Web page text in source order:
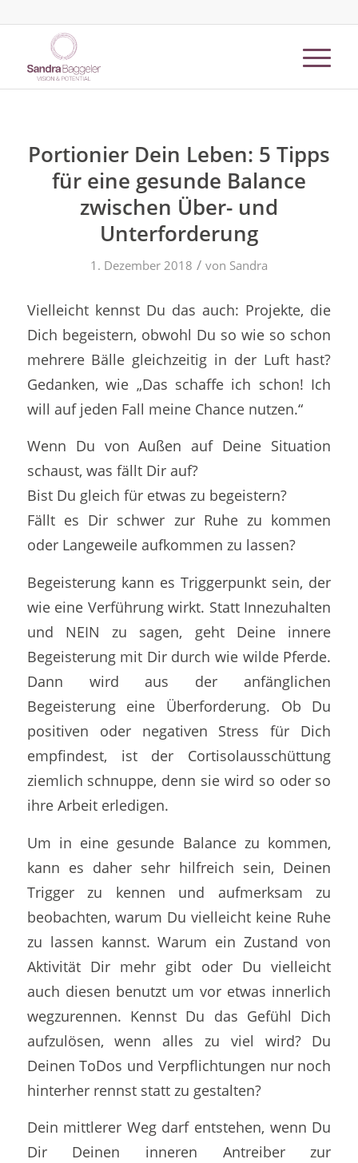
Portionier Dein Leben: 5 Tipps
für eine gesunde Balance
zwischen Über- und
Unterforderung
1. Dezember 2018 / von Sandra
Vielleicht kennst Du das auch: Projekte, die
Dich begeistern, obwohl Du so wie so schon
mehrere Bälle gleichzeitig in der Luft hast?
Gedanken, wie „Das schaffe ich schon! Ich
will auf jeden Fall meine Chance nutzen.“
Wenn Du von Außen auf Deine Situation
schaust, was fällt Dir auf?
Bist Du gleich für etwas zu begeistern?
Fällt es Dir schwer zur Ruhe zu kommen
oder Langeweile aufkommen zu lassen?
Begeisterung kann es Triggerpunkt sein, der
wie eine Verführung wirkt. Statt Innezuhalten
und NEIN zu sagen, geht Deine innere
Begeisterung mit Dir durch wie wilde Pferde.
Dann wird aus der anfänglichen
Begeisterung eine Überforderung. Ob Du
positiven oder negativen Stress für Dich
empfindest, ist der Cortisolausschüttung
ziemlich schnuppe, denn sie wird so oder so
ihre Arbeit erledigen.
Um in eine gesunde Balance zu kommen,
kann es daher sehr hilfreich sein, Deinen
Trigger zu kennen und aufmerksam zu
beobachten, warum Du vielleicht keine Ruhe
zu lassen kannst. Warum ein Zustand von
Aktivität Dir mehr gibt oder Du vielleicht
auch diesen benutzt um vor etwas innerlich
wegzurennen. Kennst Du das Gefühl Dich
aufzulösen, wenn alles zu viel wird? Du
Deinen ToDos und Verpflichtungen nur noch
hinterher rennst statt zu gestalten?
Dein mittlerer Weg darf entstehen, wenn Du
Dir Deinen inneren Antreiber zur